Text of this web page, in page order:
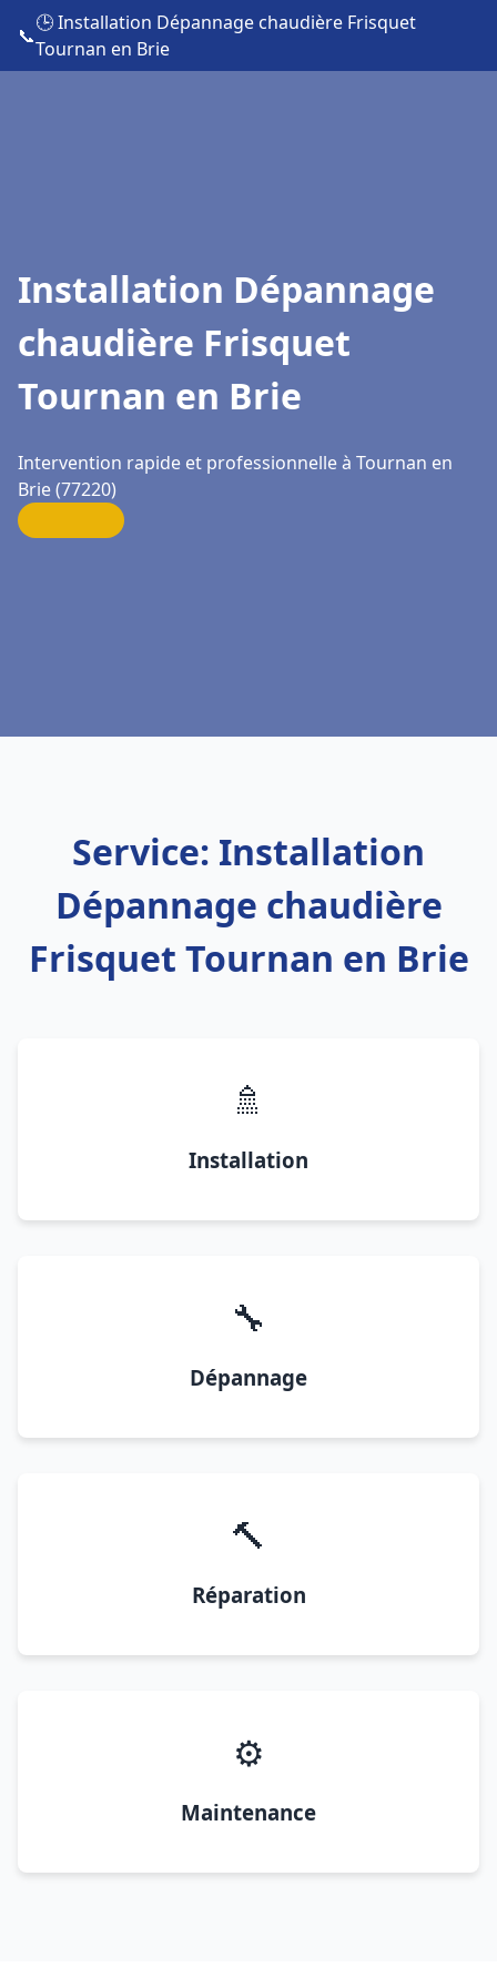
📞
🕒 Installation Dépannage chaudière Frisquet
Tournan en Brie
Installation Dépannage
chaudière Frisquet
Tournan en Brie
Intervention rapide et professionnelle à Tournan en
Brie (77220)
Service: Installation
Dépannage chaudière
Frisquet Tournan en Brie
🚿
Installation
🔧
Dépannage
🔨
Réparation
⚙️
Maintenance